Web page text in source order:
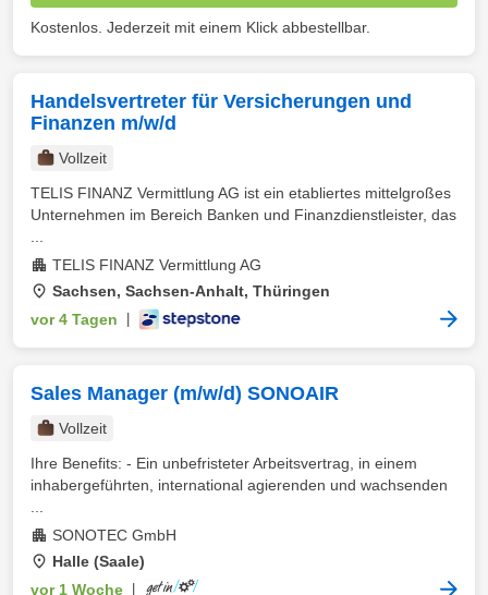
Kostenlos. Jederzeit mit einem Klick abbestellbar.
Handelsvertreter für Versicherungen und
Finanzen m/w/d
Vollzeit
TELIS FINANZ Vermittlung AG ist ein etabliertes mittelgroßes
Unternehmen im Bereich Banken und Finanzdienstleister, das
TELIS FINANZ Vermittlung AG
Sachsen, Sachsen-Anhalt, Thüringen
vor 4 Tagen
Sales Manager (m/w/d) SONOAIR
Vollzeit
Ihre Benefits: - Ein unbefristeter Arbeitsvertrag, in einem
inhabergeführten, international agierenden und wachsenden
SONOTEC GmbH
Halle (Saale)
vor 1 Woche